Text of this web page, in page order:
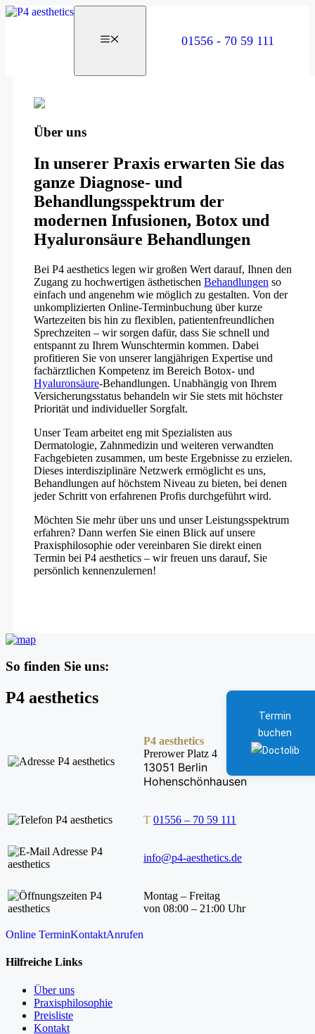
Zum
01556 - 70 59 111
Über uns
In unserer Praxis erwarten Sie das
ganze Diagnose- und
Behandlungsspektrum der
modernen Infusionen, Botox und
Hyaluronsäure Behandlungen
Bei P4 aesthetics legen wir großen Wert darauf, Ihnen den
Zugang zu hochwertigen ästhetischen Behandlungen so
einfach und angenehm wie möglich zu gestalten. Von der
unkomplizierten Online-Terminbuchung über kurze
Wartezeiten bis hin zu flexiblen, patientenfreundlichen
Sprechzeiten – wir sorgen dafür, dass Sie schnell und
entspannt zu Ihrem Wunschtermin kommen. Dabei
profitieren Sie von unserer langjährigen Expertise und
fachärztlichen Kompetenz im Bereich Botox- und
Hyaluronsäure-Behandlungen. Unabhängig von Ihrem
Versicherungsstatus behandeln wir Sie stets mit höchster
Priorität und individueller Sorgfalt.
Unser Team arbeitet eng mit Spezialisten aus
Dermatologie, Zahnmedizin und weiteren verwandten
Fachgebieten zusammen, um beste Ergebnisse zu erzielen.
Dieses interdisziplinäre Netzwerk ermöglicht es uns,
Behandlungen auf höchstem Niveau zu bieten, bei denen
jeder Schritt von erfahrenen Profis durchgeführt wird.
Möchten Sie mehr über uns und unser Leistungsspektrum
erfahren? Dann werfen Sie einen Blick auf unsere
Praxisphilosophie oder vereinbaren Sie direkt einen
Termin bei P4 aesthetics – wir freuen uns darauf, Sie
persönlich kennenzulernen!
So finden Sie uns:
P4 aesthetics
P4 aesthetics
Prerower Platz 4
13051 Berlin
Hohenschönhausen
T 01556 – 70 59 111
info@p4-aesthetics.de
Montag – Freitag
von 08:00 – 21:00 Uhr
Online TerminKontaktAnrufen
Hilfreiche Links
Über uns
Praxisphilosophie
Preisliste
Kontakt
Termin
buchen